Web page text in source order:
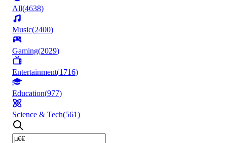
All(4638)
Music(2400)
Gaming(2029)
Entertainment(1716)
Education(977)
Science & Tech(561)